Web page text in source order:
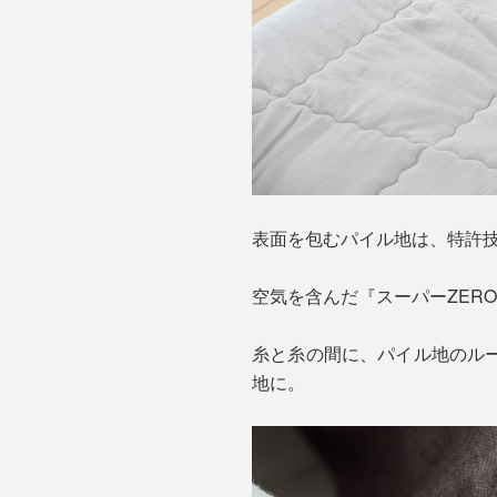
表面を包むパイル地は、特許
空気を含んだ『スーパー
糸と糸の間に、パイル地のル
地に。